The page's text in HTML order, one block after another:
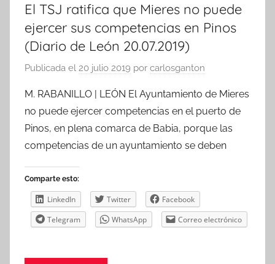
El TSJ ratifica que Mieres no puede
ejercer sus competencias en Pinos
(Diario de León 20.07.2019)
Publicada el 20 julio 2019 por carlosganton
M. RABANILLO | LEÓN El Ayuntamiento de Mieres
no puede ejercer competencias en el puerto de
Pinos, en plena comarca de Babia, porque las
competencias de un ayuntamiento se deben
Comparte esto:
LinkedIn Twitter
Facebook
Telegram
WhatsApp Correo electrónico